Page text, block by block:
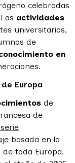
celebradas
actividades
universitarios,
de
en
Europa
de
de
serie
basada en la
toda Europa.